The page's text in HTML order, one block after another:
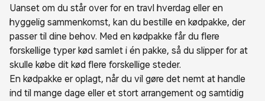
Uanset om du står over for en travl hverdag eller en
hyggelig sammenkomst, kan du bestille en kødpakke, der
passer til dine behov. Med en kødpakke får du flere
forskellige typer kød samlet i én pakke, så du slipper for at
skulle købe dit kød flere forskellige steder.
En kødpakke er oplagt, når du vil gøre det nemt at handle
ind til mange dage eller et stort arrangement og samtidig